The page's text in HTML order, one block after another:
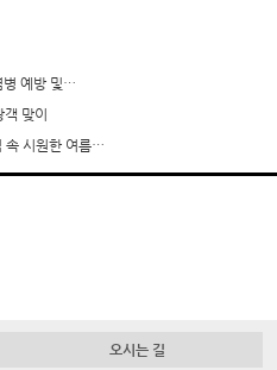
병 예방 및…
객 맞이
속 시원한 여름…
오시는 길